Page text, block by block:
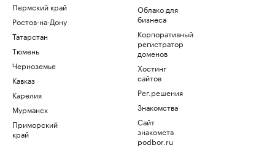
Пермский край
Ростов-на-Дону
Татарстан
Тюмень
Черноземье
Кавказ
Карелия
Мурманск
Приморский
край
Облако для
бизнеса
Корпоративный
регистратор
доменов
Хостинг
сайтов
Рег.решения
Знакомства
Сайт
знакомств
podbor.ru